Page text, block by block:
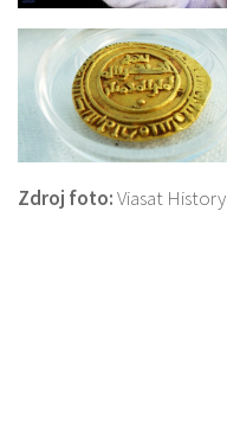
Zdroj foto:Viasat History